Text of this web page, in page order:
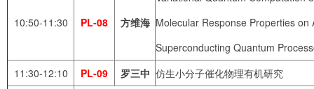
10:50-11:30 PL-08 方维海 Molecular Response Properties on
Superconducting Quantum
11:30-12:10
PL-09 罗三中 仿生小分子催化物理有机研究